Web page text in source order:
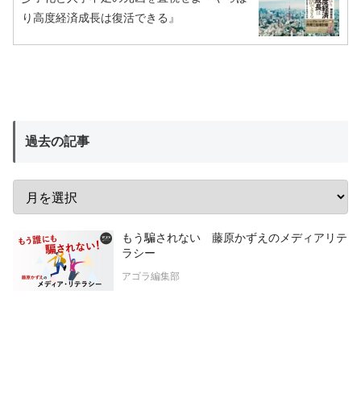
り高度経済成長は復活できる』
過去の記事
もう騙されない 藤原かずえのメディアリテ
ラシー
アゴラ編集部